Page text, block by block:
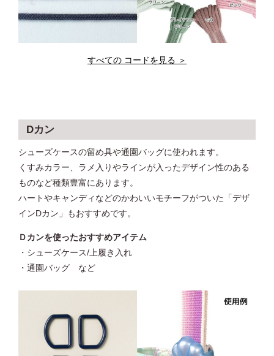
すべての コードを見る ＞
Dカン
シューズケースの留め具や通園バッグに使われます。
くすみカラー、ラメ入りやラインが入ったデザイン性のある
ものなど種類豊富にあります。
ハートやキャンディなどのかわいいモチーフがついた「デザ
インDカン」もおすすめです。
Ｄカンを使ったおすすめアイテム
・シューズケース/上履き入れ
・通園バッグ など